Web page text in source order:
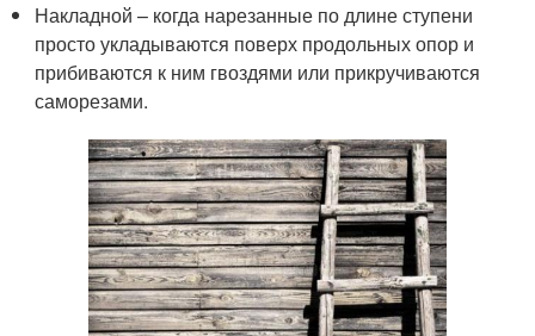
Накладной – когда нарезанные по длине ступени
просто укладываются поверх продольных опор и
прибиваются к ним гвоздями или прикручиваются
саморезами.